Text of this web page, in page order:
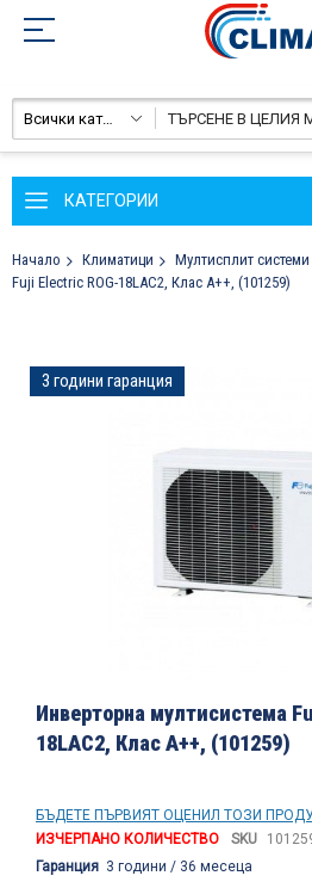
Всички категории
КАТЕГОРИИ
Начало Климатици Мултисплит системи
Fuji Electric ROG-18LAC2, Клас А++, (101259)
Преминете
към
3 години гаранция
към
началото
на
снимки
Инверторна мултисистема
18LAC2, Клас А++, (101259)
БЪДЕТЕ ПЪРВИЯТ ОЦЕНИЛ ТОЗИ
ИЗЧЕРПАНО КОЛИЧЕСТВО
SKU
Гаранция 3 години / 36 месеца